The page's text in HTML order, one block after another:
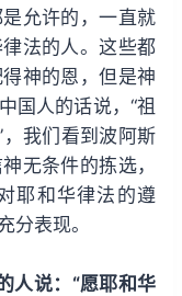
允许的，一直就
法的人。这些都
神的恩，但是神
国人的话说，“祖
，我们看到波阿斯
无条件的拣选，
耶和华律法的遵
分表现。
人说：“愿耶和华